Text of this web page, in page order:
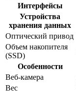
Интерфейсы
Устройства
хранения данных
Оптический привод
Объем накопителя
(SSD)
Особенности
Веб-камера
Вес